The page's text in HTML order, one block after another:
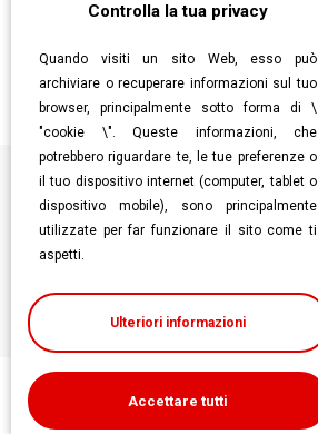
Aggiungi al carrello
Informazioni
Follow us
Controlla la tua privacy
Quando visiti un sito Web, esso può
archiviare o recuperare informazioni sul tuo
browser, principalmente sotto forma di \
"cookie \". Queste informazioni, che
potrebbero riguardare te, le tue preferenze o
il tuo dispositivo internet (computer, tablet o
dispositivo mobile), sono principalmente
utilizzate per far funzionare il sito come ti
aspetti.
Ulteriori informazioni
Accettare tutti